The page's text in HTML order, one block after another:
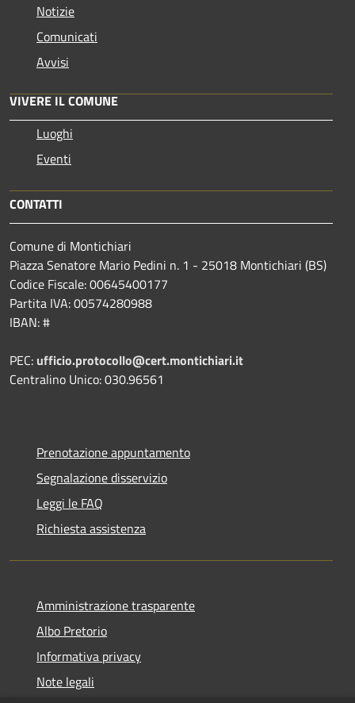
Notizie
Comunicati
Avvisi
VIVERE IL COMUNE
Luoghi
Eventi
CONTATTI
Comune di Montichiari
Piazza Senatore Mario Pedini n. 1 - 25018 Montichiari (BS)
Codice Fiscale: 00645400177
Partita IVA: 00574280988
IBAN: #
PEC: ufficio.protocollo@cert.montichiari.it
Centralino Unico: 030.96561
Prenotazione appuntamento
Segnalazione disservizio
Leggi le FAQ
Richiesta assistenza
Amministrazione trasparente
Albo Pretorio
Informativa privacy
Note legali